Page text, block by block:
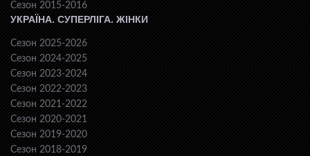
Сезон 2015-2016
УКРАЇНА. СУПЕРЛІГА. ЖІНКИ
Сезон 2025-2026
Сезон 2024-2025
Сезон 2023-2024
Сезон 2022-2023
Сезон 2021-2022
Сезон 2020-2021
Сезон 2019-2020
Сезон 2018-2019